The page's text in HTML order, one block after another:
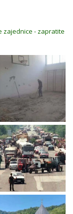
zajednice - zapratite